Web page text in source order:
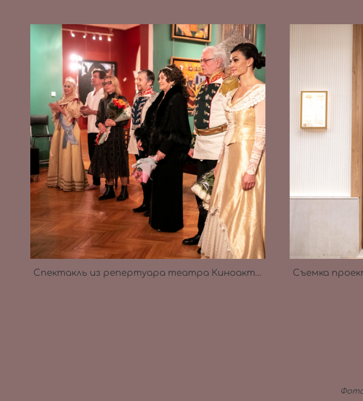
Спектакль из репертуара театра Киноактера в галерее Зураба Церетели 15.04.2022